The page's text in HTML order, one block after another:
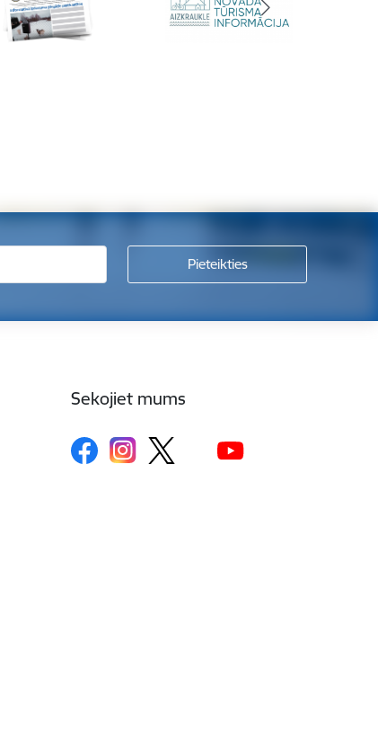
Sekojiet mums